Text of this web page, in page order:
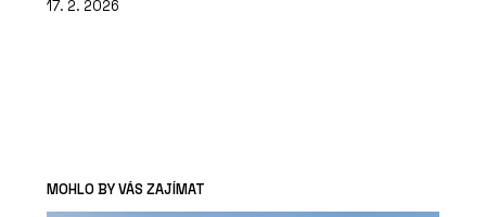
17. 2. 2026
MOHLO BY VÁS ZAJÍMAT